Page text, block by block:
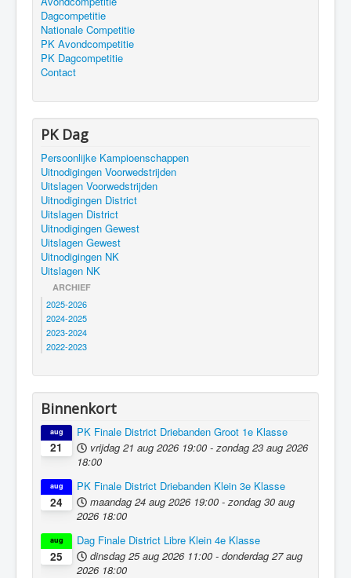
Dagcompetitie
Nationale Competitie
PK Avondcompetitie
PK Dagcompetitie
Contact
PK Dag
Persoonlijke Kampioenschappen
Uitnodigingen Voorwedstrijden
Uitslagen Voorwedstrijden
Uitnodigingen District
Uitslagen District
Uitnodigingen Gewest
Uitslagen Gewest
Uitnodigingen NK
Uitslagen NK
ARCHIEF
2025-2026
2024-2025
2023-2024
2022-2023
Binnenkort
21
aug
PK Finale District Driebanden Groot 1e Klasse
vrijdag 21 aug 2026 19:00 - zondag 23 aug 2026
18:00
24
aug
PK Finale District Driebanden Klein 3e Klasse
maandag 24 aug 2026 19:00 - zondag 30 aug
2026 18:00
25
aug
Dag Finale District Libre Klein 4e Klasse
dinsdag 25 aug 2026 11:00 - donderdag 27 aug
2026 18:00